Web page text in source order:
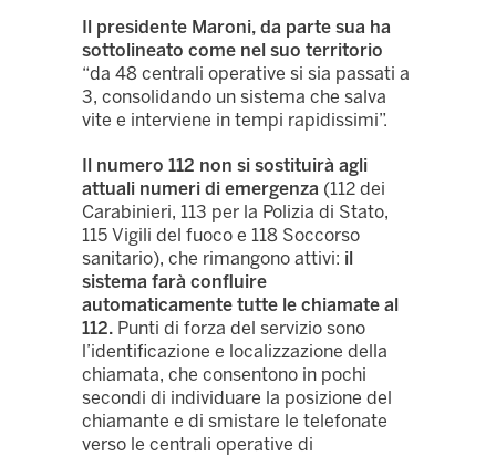
Il presidente Maroni, da parte sua ha
sottolineato come nel suo territorio
“da 48 centrali operative si sia passati a
3, consolidando un sistema che salva
vite e interviene in tempi rapidissimi”.
Il numero 112 non si sostituirà agli
attuali numeri di emergenza (112 dei
Carabinieri, 113 per la Polizia di Stato,
115 Vigili del fuoco e 118 Soccorso
sanitario), che rimangono attivi: il
sistema farà confluire
automaticamente tutte le chiamate al
112. Punti di forza del servizio sono
l’identificazione e localizzazione della
chiamata, che consentono in pochi
secondi di individuare la posizione del
chiamante e di smistare le telefonate
verso le centrali operative di